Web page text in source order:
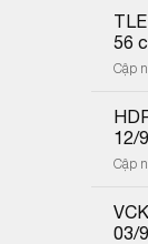
56
Cập
12/
Cập
03/